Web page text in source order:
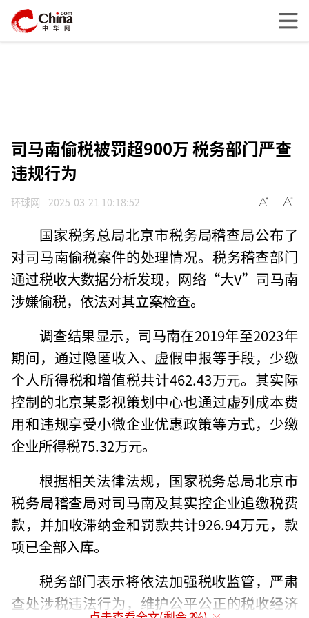
司马南偷税被罚超900万 税务部门严查
违规行为
环球网 2025-03-21 10:18:52
国家税务总局北京市税务局稽查局公布了
对司马南偷税案件的处理情况。税务稽查部门
通过税收大数据分析发现，网络“大V”司马南
涉嫌偷税，依法对其立案检查。
调查结果显示，司马南在2019年至2023年
期间，通过隐匿收入、虚假申报等手段，少缴
个人所得税和增值税共计462.43万元。其实际
控制的北京某影视策划中心也通过虚列成本费
用和违规享受小微企业优惠政策等方式，少缴
企业所得税75.32万元。
根据相关法律法规，国家税务总局北京市
税务局稽查局对司马南及其实控企业追缴税费
款，并加收滞纳金和罚款共计926.94万元，款
项已全部入库。
税务部门表示将依法加强税收监管，严肃
查处涉税违法行为，维护公平公正的税收经济